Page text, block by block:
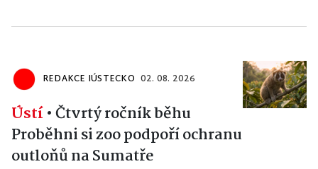
REDAKCE IÚSTECKO 02. 08. 2026
Ústí•Čtvrtý ročník běhu
Proběhni si zoo podpoří ochranu
outloňů na Sumatře